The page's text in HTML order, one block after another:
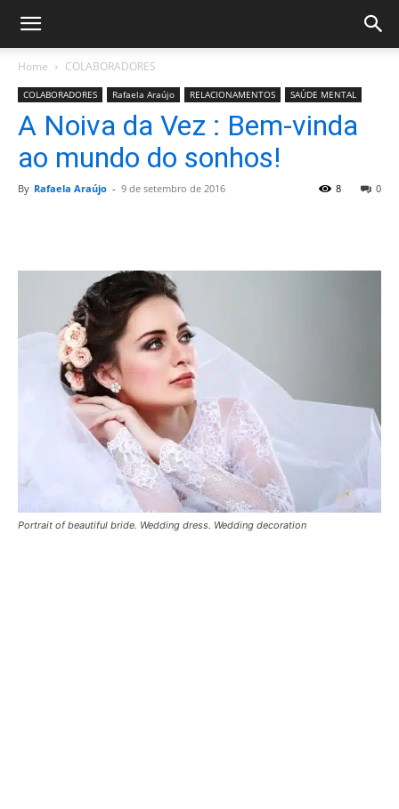
Home COLABORADORES
COLABORADORES Rafaela Araújo RELACIONAMENTOS SAÚDE MENTAL
A Noiva da Vez : Bem-vinda
ao mundo do sonhos!
By Rafaela Araújo - 9 de setembro de 2016 0
8
Portrait of beautiful bride. Wedding dress. Wedding decoration